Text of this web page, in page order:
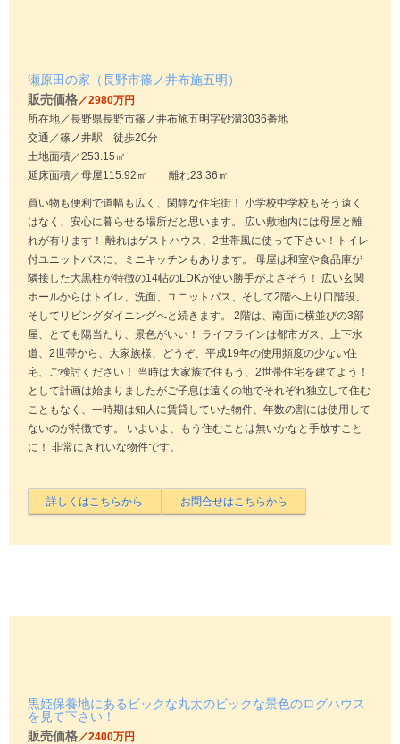
瀬原田の家（長野市篠ノ井布施五明）
販売価格／2980万円
所在地／長野県長野市篠ノ井布施五明字砂溜3036番地
交通／篠ノ井駅 徒歩20分
土地面積／253.15㎡
延床面積／母屋115.92㎡ 離れ23.36㎡
買い物も便利で道幅も広く、閑静な住宅街！ 小学校中学校もそう遠く
はなく、安心に暮らせる場所だと思います。 広い敷地内には母屋と離
れが有ります！ 離れはゲストハウス、2世帯風に使って下さい！トイレ
付ユニットバスに、ミニキッチンもあります。 母屋は和室や食品庫が
隣接した大黒柱が特徴の14帖のLDKが使い勝手がよさそう！ 広い玄関
ホールからはトイレ、洗面、ユニットバス、そして2階へ上り口階段、
そしてリビングダイニングへと続きます。 2階は、南面に横並びの3部
屋、とても陽当たり、景色がいい！ ライフラインは都市ガス、上下水
道、2世帯から、大家族様、どうぞ、平成19年の使用頻度の少ない住
宅、ご検討ください！ 当時は大家族で住もう、2世帯住宅を建てよう！
として計画は始まりましたがご子息は遠くの地でそれぞれ独立して住む
こともなく、一時期は知人に賃貸していた物件、年数の割には使用して
ないのが特徴です。 いよいよ、もう住むことは無いかなと手放すこと
に！ 非常にきれいな物件です。
黒姫保養地にあるビックな丸太のビックな景色のログハウス
を見て下さい！
販売価格 ／2400万円